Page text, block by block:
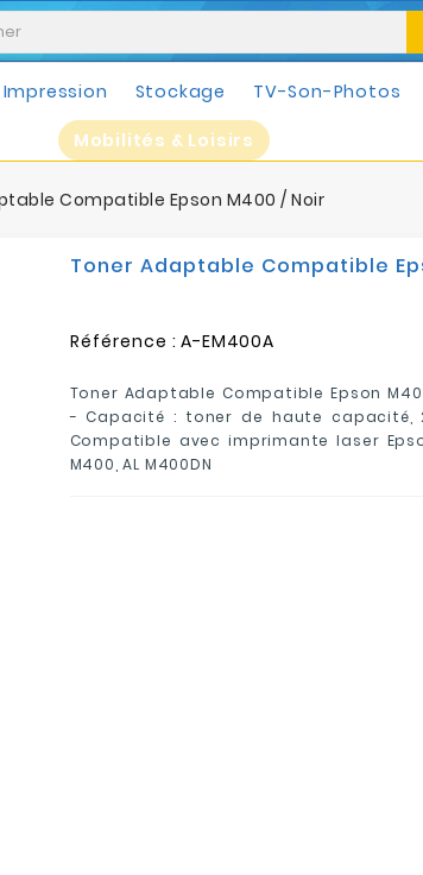
Impression Stockage TV-Son-Photos
Mobilités & Loisirs
Compatible Epson M400 / Noir
Toner Adaptable Compatible
Référence : A-EM400A
Toner Adaptable Compatible Epson
- Capacité : toner de haute capacité,
Compatible avec imprimante laser
M400, AL M400DN